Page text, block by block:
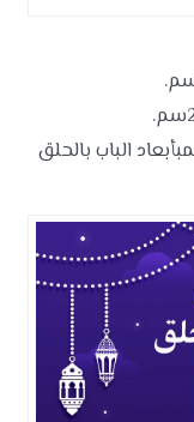
ضلفة الابواب المصفحة 8 سمبأبعاد الباب بالحلق